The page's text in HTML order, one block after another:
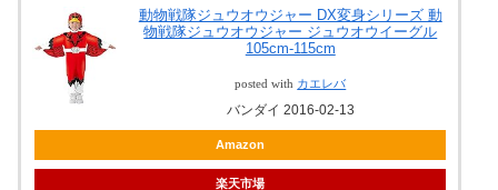
動物戦隊ジュウオウジャー DX変身シリーズ 動
物戦隊ジュウオウジャー ジュウオウイーグル
105cm-115cm
posted with カエレバ
バンダイ 2016-02-13
Amazon
楽天市場